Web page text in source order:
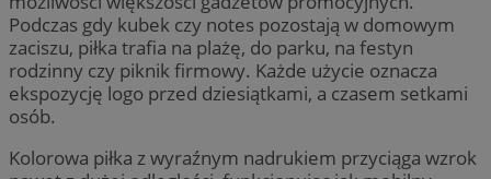
Podczas gdy kubek czy notes pozostają w domowym
zaciszu, piłka trafia na plażę, do parku, na festyn
rodzinny czy piknik firmowy. Każde użycie oznacza
ekspozycję logo przed dziesiątkami, a czasem setkami
osób.
Kolorowa piłka z wyraźnym nadrukiem przyciąga wzrok